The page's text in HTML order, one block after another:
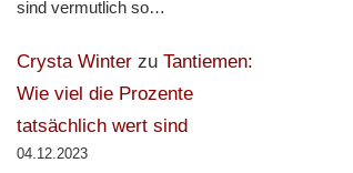
sind vermutlich so…
Crysta Winter zu Tantiemen:
Wie viel die Prozente
tatsächlich wert sind
04.12.2023